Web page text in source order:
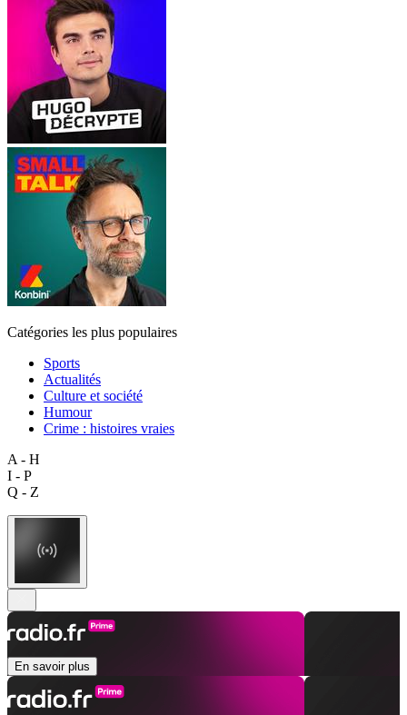
Catégories les plus populaires
Sports
Actualités
Culture et société
Humour
Crime : histoires vraies
A - H
I - P
Q - Z
En savoir plus